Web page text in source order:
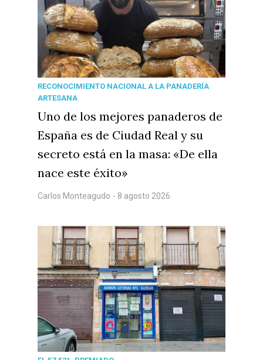
RECONOCIMIENTO NACIONAL A LA PANADERÍA
ARTESANA
Uno de los mejores panaderos de
España es de Ciudad Real y su
secreto está en la masa: «De ella
nace este éxito»
Carlos Monteagudo - 8 agosto 2026